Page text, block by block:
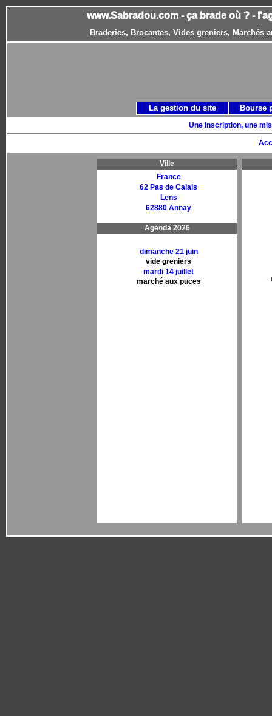
www.Sabradou.com - ça brade où ? -
Braderies, Brocantes, Vides greniers, Marchés
Une Inscription, une
Ville
France
62 Pas de Calais
Lens
62880 Annay
Agenda 2026
dimanche 21 juin
vide greniers
mardi 14 juillet
marché aux puces
La gestion du site Bourse